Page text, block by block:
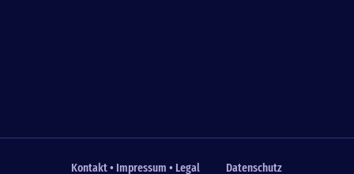
Kontakt • Impressum • Legal Datenschutz